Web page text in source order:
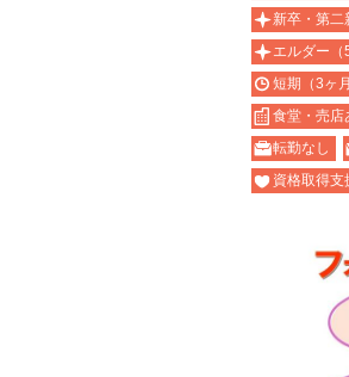
新卒・第二
エルダー（
短期（3ヶ
食堂・売店
転勤なし
資格取得支